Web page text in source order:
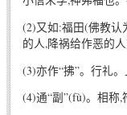
(2)又如:福田(佛教认
的人,降祸给作恶的
(3)亦作“拂”。行礼
(4)通“副”(fù)。相称,